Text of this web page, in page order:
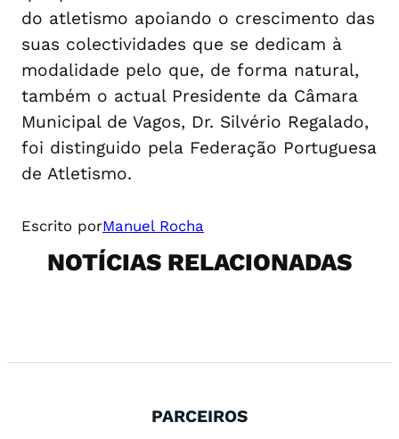
do atletismo apoiando o crescimento das
suas colectividades que se dedicam à
modalidade pelo que, de forma natural,
também o actual Presidente da Câmara
Municipal de Vagos, Dr. Silvério Regalado,
foi distinguido pela Federação Portuguesa
de Atletismo.
Escrito porManuel Rocha
NOTÍCIAS RELACIONADAS
PARCEIROS